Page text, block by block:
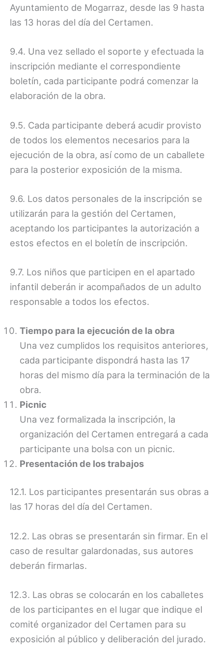
Ayuntamiento de Mogarraz, desde las 9 hasta
las 13 horas del día del Certamen.
9.4. Una vez sellado el soporte y efectuada la
inscripción mediante el correspondiente
boletín, cada participante podrá comenzar la
elaboración de la obra.
9.5. Cada participante deberá acudir provisto
de todos los elementos necesarios para la
ejecución de la obra, así como de un caballete
para la posterior exposición de la misma.
9.6. Los datos personales de la inscripción se
utilizarán para la gestión del Certamen,
aceptando los participantes la autorización a
estos efectos en el boletín de inscripción.
9.7. Los niños que participen en el apartado
infantil deberán ir acompañados de un adulto
responsable a todos los efectos.
Tiempo para la ejecución de la obra
Una vez cumplidos los requisitos anteriores,
cada participante dispondrá hasta las 17
horas del mismo día para la terminación de la
obra.
Picnic
Una vez formalizada la inscripción, la
organización del Certamen entregará a cada
participante una bolsa con un picnic.
Presentación de los trabajos
12.1. Los participantes presentarán sus obras a
las 17 horas del día del Certamen.
12.2. Las obras se presentarán sin firmar. En el
caso de resultar galardonadas, sus autores
deberán firmarlas.
12.3. Las obras se colocarán en los caballetes
de los participantes en el lugar que indique el
comité organizador del Certamen para su
exposición al público y deliberación del jurado.